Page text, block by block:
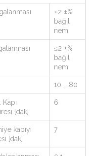
≤2 ±%
bağıl
nem
≤2 ±%
bağıl
nem
10 … 80
[dak]
6
kapıyı
[dak]
7